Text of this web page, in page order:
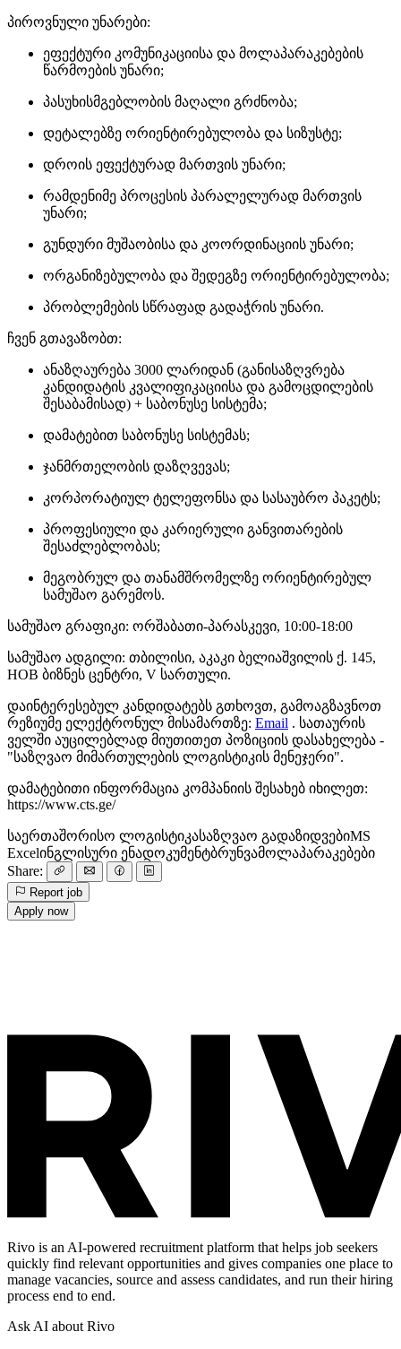
პიროვნული უნარები:
ეფექტური კომუნიკაციისა და მოლაპარაკებების
წარმოების უნარი;
პასუხისმგებლობის მაღალი გრძნობა;
დეტალებზე ორიენტირებულობა და სიზუსტე;
დროის ეფექტურად მართვის უნარი;
რამდენიმე პროცესის პარალელურად მართვის
უნარი;
გუნდური მუშაობისა და კოორდინაციის უნარი;
ორგანიზებულობა და შედეგზე ორიენტირებულობა;
პრობლემების სწრაფად გადაჭრის უნარი.
ჩვენ გთავაზობთ:
ანაზღაურება 3000 ლარიდან (განისაზღვრება
კანდიდატის კვალიფიკაციისა და გამოცდილების
შესაბამისად) + საბონუსე სისტემა;
დამატებით საბონუსე სისტემას;
ჯანმრთელობის დაზღვევას;
კორპორატიულ ტელეფონსა და სასაუბრო პაკეტს;
პროფესიული და კარიერული განვითარების
შესაძლებლობას;
მეგობრულ და თანამშრომელზე ორიენტირებულ
სამუშაო გარემოს.
სამუშაო გრაფიკი: ორშაბათი-პარასკევი, 10:00-18:00
სამუშაო ადგილი: თბილისი, აკაკი ბელიაშვილის ქ. 145,
HOB ბიზნეს ცენტრი, V სართული.
დაინტერესებულ კანდიდატებს გთხოვთ, გამოაგზავნოთ
რეზიუმე ელექტრონულ მისამართზე: Email . სათაურის
ველში აუცილებლად მიუთითეთ პოზიციის დასახელება -
"საზღვაო მიმართულების ლოგისტიკის მენეჯერი".
დამატებითი ინფორმაცია კომპანიის შესახებ იხილეთ:
https://www.cts.ge/
საერთაშორისო ლოგისტიკასაზღვაო გადაზიდვებიMS
Excelინგლისური ენადოკუმენტბრუნვამოლაპარაკებები
Share:
Report job
Apply now
Rivo is an AI-powered recruitment platform that helps job seekers
quickly find relevant opportunities and gives companies one place to
manage vacancies, source and assess candidates, and run their hiring
process end to end.
Ask AI about Rivo